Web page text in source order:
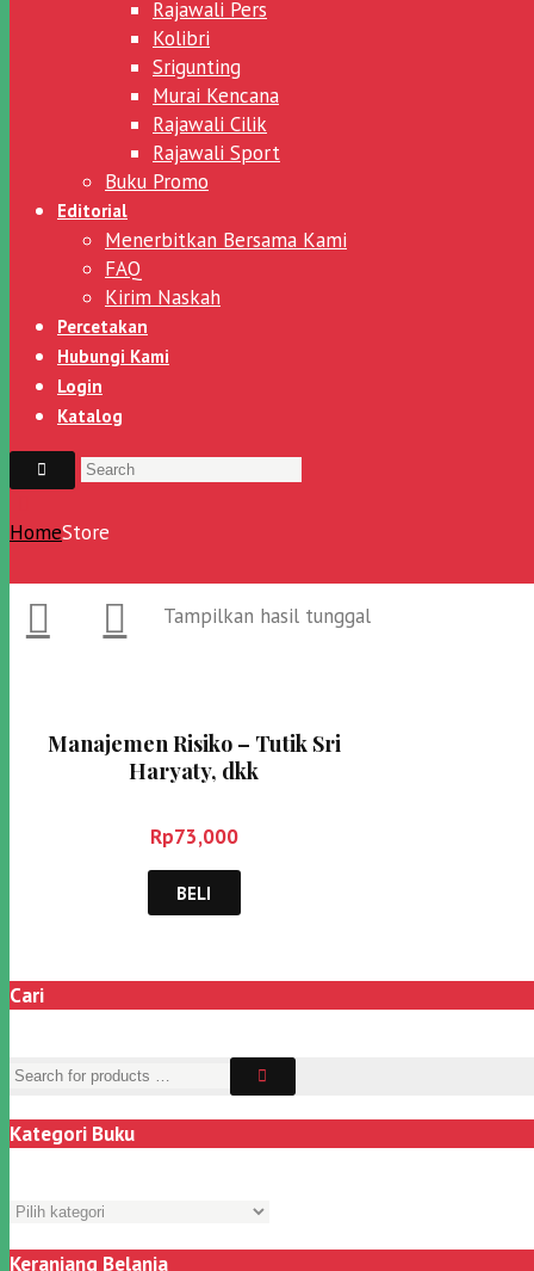
Rajawali Pers
Kolibri
Srigunting
Murai Kencana
Rajawali Cilik
Rajawali Sport
Buku Promo
Editorial
Menerbitkan Bersama Kami
FAQ
Kirim Naskah
Percetakan
Hubungi Kami
Login
Katalog
HomeStore
Tampilkan hasil tunggal
Manajemen Risiko – Tutik Sri
Haryaty, dkk
Rp73,000
BELI
Cari
Kategori Buku
Keranjang Belanja